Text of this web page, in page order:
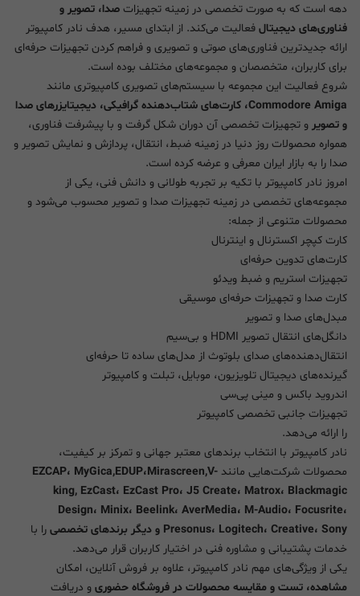
دهه است که به صورت تخصصی در زمینه تجهیزات صدا، تصویر و
فناوری‌های دیجیتال فعالیت می‌کند. از ابتدای مسیر، هدف نادر کامپیوتر
ارائه جدیدترین فناوری‌های صوتی و تصویری و فراهم کردن تجهیزات حرفه‌ای
برای کاربران، متخصصان و مجموعه‌های مختلف بوده است.
شروع فعالیت این مجموعه با سیستم‌های تصویری کامپیوتری مانند
Commodore Amiga، کارت‌های شتاب‌دهنده گرافیکی، دیجیتایزرهای صدا
و تصویر و تجهیزات تخصصی آن دوران شکل گرفت و با پیشرفت فناوری،
همواره محصولات روز دنیا در زمینه ضبط، انتقال، پردازش و نمایش تصویر و
صدا را به بازار ایران معرفی و عرضه کرده است.
امروز نادر کامپیوتر با تکیه بر تجربه طولانی و دانش فنی، یکی از
مجموعه‌های تخصصی در زمینه تجهیزات صدا و تصویر محسوب می‌شود و
محصولات متنوعی از جمله:
کارت کپچر اکسترنال و اینترنال
کارت‌های تدوین حرفه‌ای
تجهیزات استریم و ضبط ویدئو
کارت صدا و تجهیزات حرفه‌ای موسیقی
مبدل‌های صدا و تصویر
دانگل‌های انتقال تصویر HDMI و بی‌سیم
انتقال‌دهنده‌های صدای بلوتوث از مدل‌های ساده تا حرفه‌ای
گیرنده‌های دیجیتال تلویزیون، موبایل، تبلت و کامپیوتر
اندروید باکس و مینی پی‌سی
تجهیزات جانبی تخصصی کامپیوتر
را ارائه می‌دهد.
نادر کامپیوتر با انتخاب برندهای معتبر جهانی و تمرکز بر کیفیت،
محصولات شرکت‌هایی مانند EZCAP، MyGica,EDUP،Mirascreen,V-
king, EzCast، EzCast Pro، J5 Create، Matrox، Blackmagic
Design، Minix، Beelink، AverMedia، M-Audio، Focusrite،
Presonus، Logitech، Creative، Sony و دیگر برندهای تخصصی
را با
خدمات پشتیبانی و مشاوره فنی در اختیار کاربران قرار می‌دهد.
یکی از ویژگی‌های مهم نادر کامپیوتر، علاوه بر فروش آنلاین، امکان
مشاهده، تست و مقایسه محصولات در فروشگاه حضوری و دریافت